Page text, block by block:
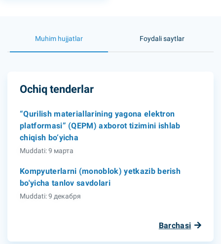
Muhim hujjatlar Foydali saytlar
Ochiq tenderlar
“Qurilish materiallarining yagona elektron
platformasi” (QEPM) axborot tizimini ishlab
chiqish bo‘yicha
Muddati: 9 марта
Kompyuterlarni (monoblok) yetkazib berish
bo'yicha tanlov savdolari
Muddati: 9 декабря
Barchasi